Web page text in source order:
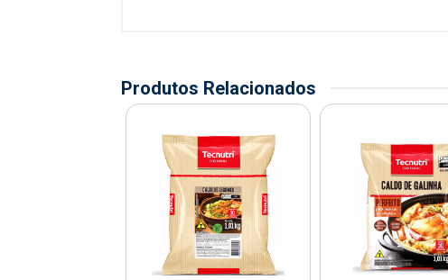
Produtos Relacionados